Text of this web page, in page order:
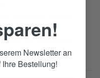
Matratzen erfüllen
1
für erholsamen
Newsletter an
Bestellung!